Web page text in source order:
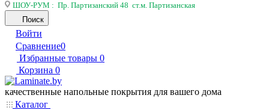
ШОУ-РУМ : Пр. Партизанский 48 ст.м. Партизанская
Поиск
Войти
Сравнение0
Избранные товары 0
Корзина 0
качественные напольные покрытия для вашего дома
Каталог